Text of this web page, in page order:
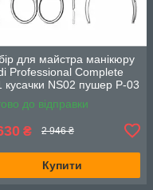
для майстра манікюру
Professional Complete
кусачки NS02 пушер P-03
S01 та пушер-резець
мм до відправки
₴ 2 946 ₴
Купити